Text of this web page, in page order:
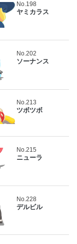
No.198
ヤミカラス
No.202
ソーナンス
No.213
ツボツボ
No.215
ニューラ
No.228
デルビル